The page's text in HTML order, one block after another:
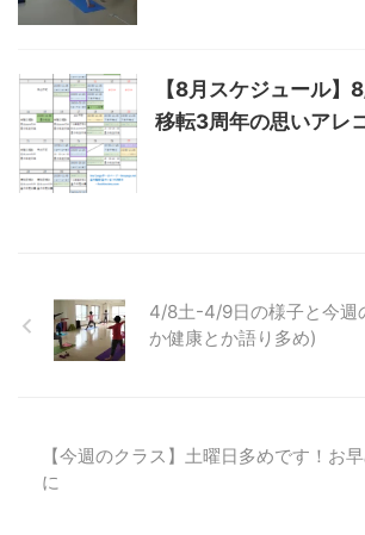
【8月スケジュール】
移転3周年の思いアレ
4/8土-4/9日の様子と今週
か健康とか語り多め)
【今週のクラス】土曜日多めです！お
に